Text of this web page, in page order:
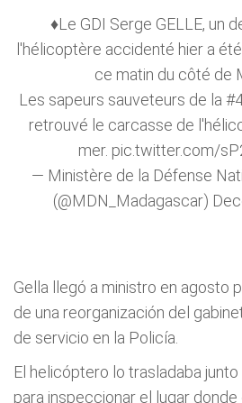
♦Le GDI Serge GELLE, un
l'hélicoptère accidenté hier a
ce matin du côté de
Les sapeurs sauveteurs de la
retrouvé le carcasse de
mer. pic.twitter.com/
— Ministère de la Défense
(@MDN_Madagascar)
Gella llegó a ministro en agosto
de una reorganización del
de servicio en la Policía.
El helicóptero lo trasladaba
para inspeccionar el lugar